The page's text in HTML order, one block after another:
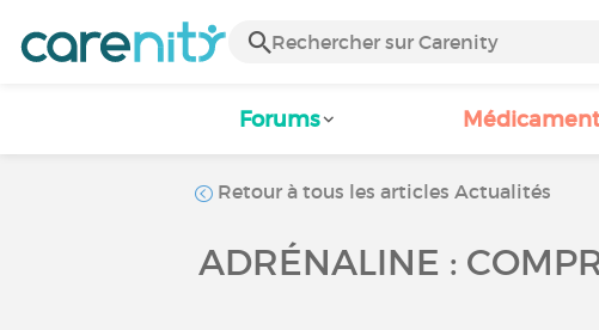
Forums
Retour à tous les articles Actualités
ADRÉNALINE :